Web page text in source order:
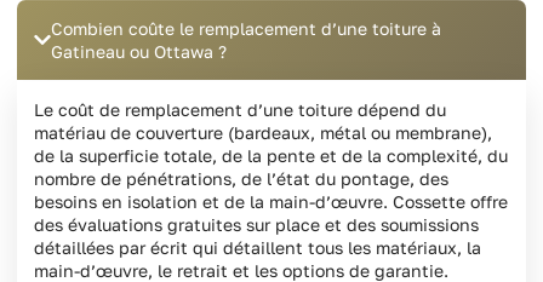
Combien coûte le remplacement d’une toiture à
Gatineau ou Ottawa ?
Le coût de remplacement d’une toiture dépend du
matériau de couverture (bardeaux, métal ou membrane),
de la superficie totale, de la pente et de la complexité, du
nombre de pénétrations, de l’état du pontage, des
besoins en isolation et de la main-d’œuvre. Cossette offre
des évaluations gratuites sur place et des soumissions
détaillées par écrit qui détaillent tous les matériaux, la
main-d’œuvre, le retrait et les options de garantie.